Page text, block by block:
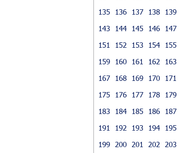
135
136 137 138 139
143
144 145 146 147
151
152 153 154 155
159
160 161 162 163
167
168 169 170 171
175
176 177 178 179
183
184 185 186 187
191
192 193 194 195
199
200 201 202 203